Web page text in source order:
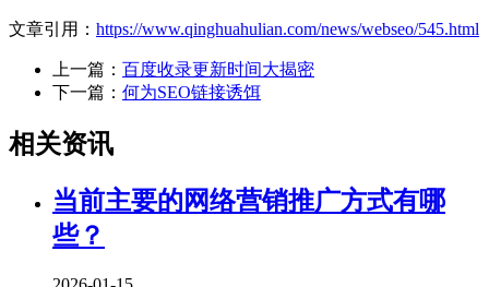
文章引用： https://www.qinghuahulian.com/news/webseo/545.html
上一篇： 百度收录更新时间大揭密
下一篇： 何为SEO链接诱饵
相关资讯
当前主要的网络营销推广方式有哪
些？